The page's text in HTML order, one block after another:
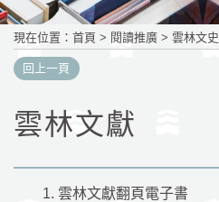
現在位置 ： 首頁 > 閱讀推廣 > 雲林文史
回上一頁
雲林文獻
1. 雲林文獻翻頁電子書